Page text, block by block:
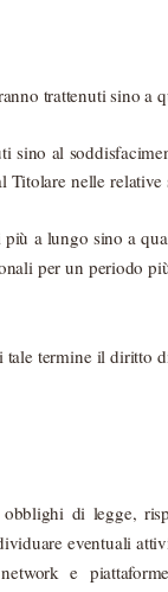
trattenuti sino a
sino al
Titolare nelle
a lungo sino a
per un periodo
termine il diritto
di legge,
eventuali
e